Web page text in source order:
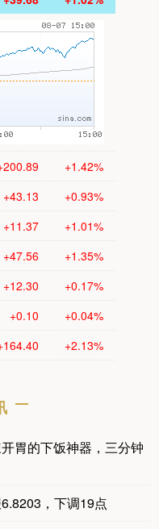
+1.42%
+43.13 +0.93%
+11.37 +1.01%
+47.56 +1.35%
+12.30 +0.17%
+0.10 +0.04%
+2.13%
胃的下饭神器，三分钟
，下调19点